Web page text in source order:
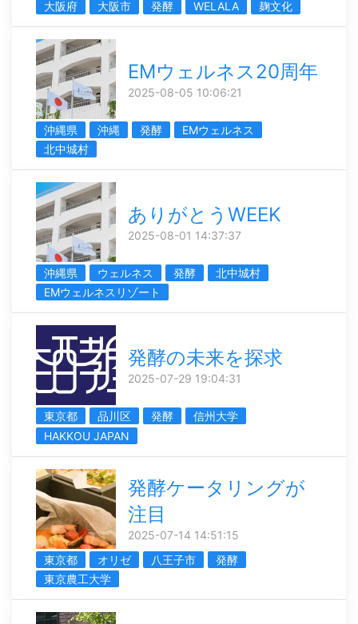
大阪府 大阪市 発酵 WELALA 麹文化
EMウェルネス20周年
2025-08-05 10:06:21
沖縄県 沖縄 発酵
EMウェルネス
北中城村
ありがとうWEEK
2025-08-01 14:37:37
沖縄県 ウェルネス 発酵
北中城村
EMウェルネスリゾート
発酵の未来を探求
2025-07-29 19:04:31
東京都 品川区 発酵
信州大学
HAKKOU JAPAN
発酵ケータリングが
注目
2025-07-14 14:51:15
東京都
オリゼ 八王子市
発酵
東京農工大学